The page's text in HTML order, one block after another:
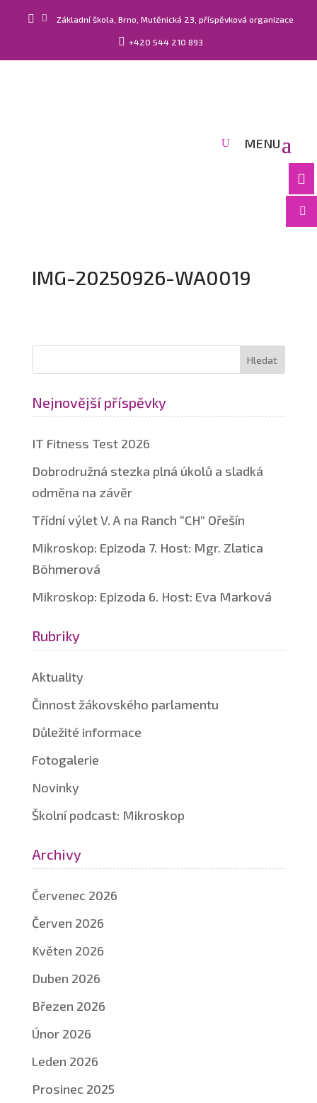
  Základní škola, Brno, Mutěnická 23, příspěvková organizace
 +420 544 210 893


IMG-20250926-WA0019
Nejnovější příspěvky
IT Fitness Test 2026
Dobrodružná stezka plná úkolů a sladká
odměna na závěr
Třídní výlet V. A na Ranch “CH” Ořešín
Mikroskop: Epizoda 7. Host: Mgr. Zlatica
Böhmerová
Mikroskop: Epizoda 6. Host: Eva Marková
Rubriky
Aktuality
Činnost žákovského parlamentu
Důležité informace
Fotogalerie
Novinky
Školní podcast: Mikroskop
Archivy
Červenec 2026
Červen 2026
Květen 2026
Duben 2026
Březen 2026
Únor 2026
Leden 2026
Prosinec 2025